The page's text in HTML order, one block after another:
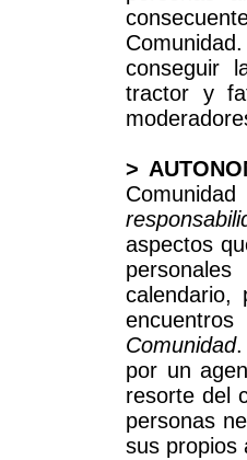
conseguir
tractor y
>
aspectos
calendario,
Comunidad.
por un
resorte del
personas
sus propios